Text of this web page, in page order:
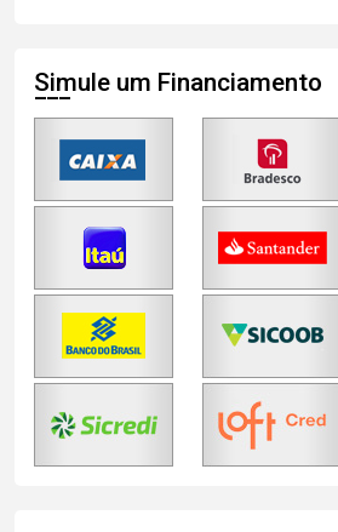
Simule um Financiamento